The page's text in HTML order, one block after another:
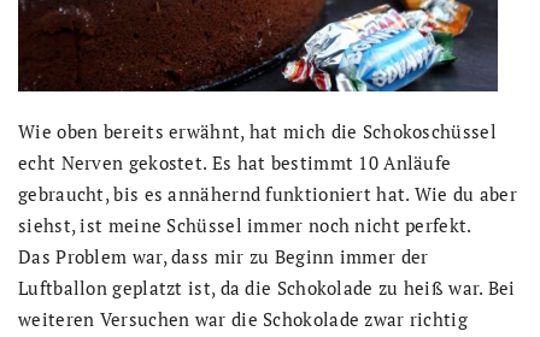
Wie oben bereits erwähnt, hat mich die Schokoschüssel
echt Nerven gekostet. Es hat bestimmt 10 Anläufe
gebraucht, bis es annähernd funktioniert hat. Wie du aber
siehst, ist meine Schüssel immer noch nicht perfekt.
Das Problem war, dass mir zu Beginn immer der
Luftballon geplatzt ist, da die Schokolade zu heiß war. Bei
weiteren Versuchen war die Schokolade zwar richtig